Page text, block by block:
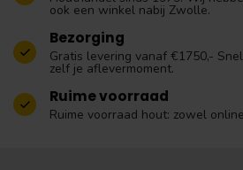
ook een winkel nabij Zwolle.
Bezorging
Gratis levering vanaf €1750,-
zelf je aflevermoment.
Ruime voorraad
Ruime voorraad hout: zowel